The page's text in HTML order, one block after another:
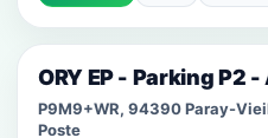
ORY EP - Parking P2 -
P9M9+WR, 94390 Paray-
Poste